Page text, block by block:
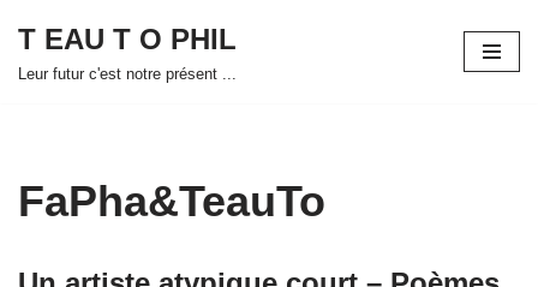
Aller
T EAU T O PHIL
Leur futur c'est notre présent ...
FaPha&TeauTo